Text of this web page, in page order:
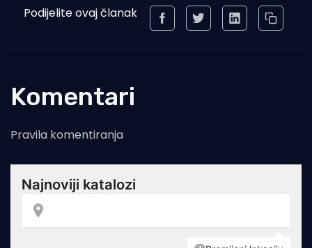
Podijelite ovaj članak
Komentari
Pravila komentiranja